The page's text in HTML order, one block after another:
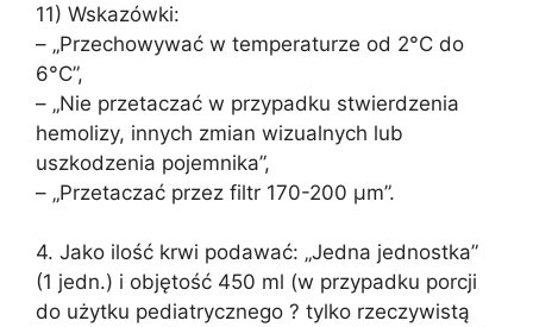
11) Wskazówki:
– „Przechowywać w temperaturze od 2°C do
6°C”,
– „Nie przetaczać w przypadku stwierdzenia
hemolizy, innych zmian wizualnych lub
uszkodzenia pojemnika”,
– „Przetaczać przez filtr 170-200 µm”.
4. Jako ilość krwi podawać: „Jedna jednostka”
(1 jedn.) i objętość 450 ml (w przypadku porcji
do użytku pediatrycznego ? tylko rzeczywistą